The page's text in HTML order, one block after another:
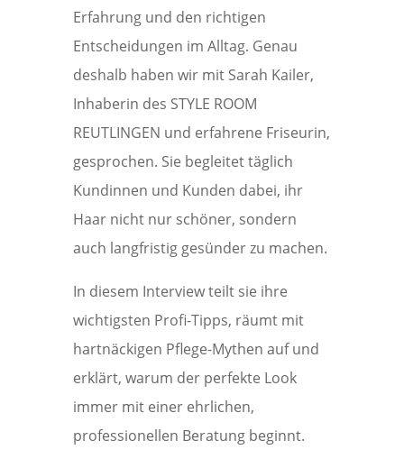
Erfahrung und den richtigen
Entscheidungen im Alltag. Genau
deshalb haben wir mit Sarah Kailer,
Inhaberin des STYLE ROOM
REUTLINGEN und erfahrene Friseurin,
gesprochen. Sie begleitet täglich
Kundinnen und Kunden dabei, ihr
Haar nicht nur schöner, sondern
auch langfristig gesünder zu machen.
In diesem Interview teilt sie ihre
wichtigsten Profi-Tipps, räumt mit
hartnäckigen Pflege-Mythen auf und
erklärt, warum der perfekte Look
immer mit einer ehrlichen,
professionellen Beratung beginnt.